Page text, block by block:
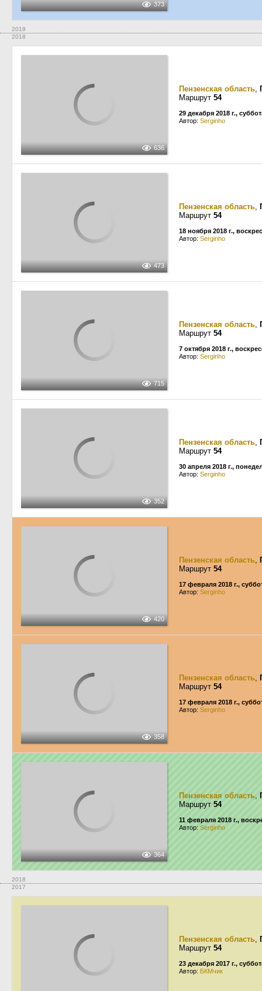
373
2019
2018
636
Пензенская область,
Маршрут 54
29 декабря 2018 г.,
Автор: Serginho
473
Пензенская область,
Маршрут 54
18 ноября 2018 г.,
Автор: Serginho
715
Пензенская область,
Маршрут 54
7 октября 2018 г.,
Автор: Serginho
352
Пензенская область,
Маршрут 54
30 апреля 2018 г.,
Автор: Serginho
420
Пензенская область,
Маршрут 54
17 февраля 2018 г.,
Автор: Serginho
358
Пензенская область,
Маршрут 54
17 февраля 2018 г.,
Автор: Serginho
364
Пензенская область,
Маршрут 54
11 февраля 2018 г.,
Автор: Serginho
2018
2017
Пензенская область,
Маршрут 54
23 декабря 2017 г.,
Автор: БКМчик